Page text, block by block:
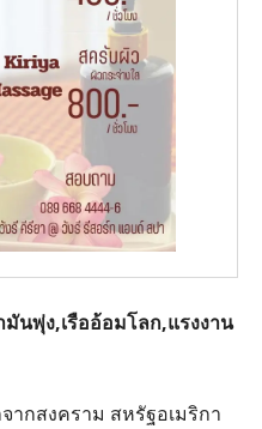
นพุ่ง,เรืออ้อมโลก,แรงงาน
ราม สหรัฐอเมริกา